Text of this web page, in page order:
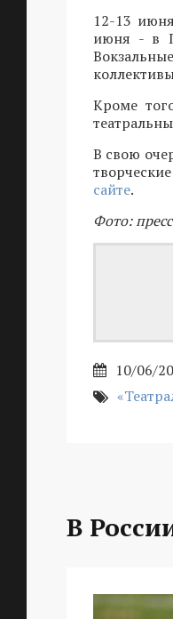
12-13
июня - в
Кроме
В свою
сайте.
Фото:
10/06/
В